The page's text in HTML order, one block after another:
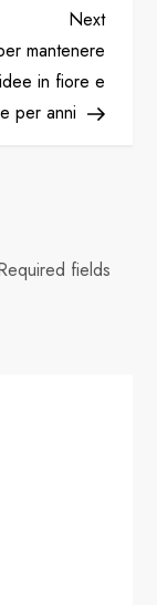
Next
Post
Next
mantenere
in fiore e
per anni
fields